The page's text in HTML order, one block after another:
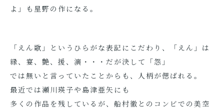
よ」も星野の作になる。
「えん歌」というひらがな表記にこだわり、「えん」は
縁、宴、艶、援、演・・・だが決して「怨」
では無いと言っていたことからも、人柄が偲ばれる。
最近では瀬川瑛子や島津亜矢にも
多くの作品を残しているが、船村徹とのコンビでの美空